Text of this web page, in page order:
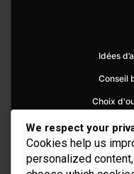
Idées
Conseil
Choix
We respect your
Cookies help us
personalized